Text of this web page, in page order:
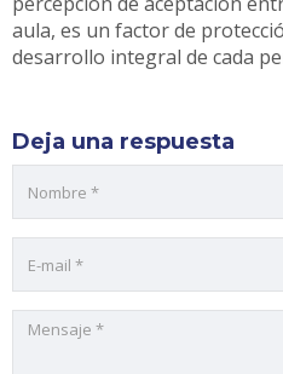
aula, es un factor de
desarrollo integral de cada
Deja una respuesta